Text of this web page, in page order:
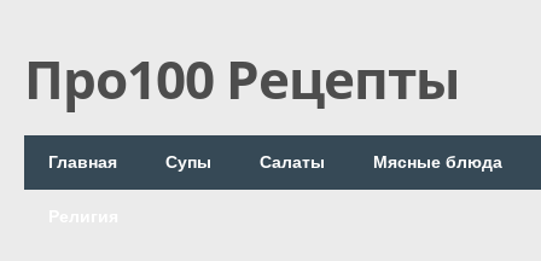
Про100 Рецепты
Главная Супы Салаты Мясные блюда